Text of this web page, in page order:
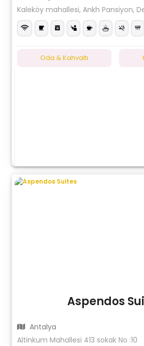
Kaleköy mahallesi, Ankh Pansiyon,
Oda & Kahvaltı
Aspendos
Antalya
Altinkum Mahallesi 413 sokak No :10